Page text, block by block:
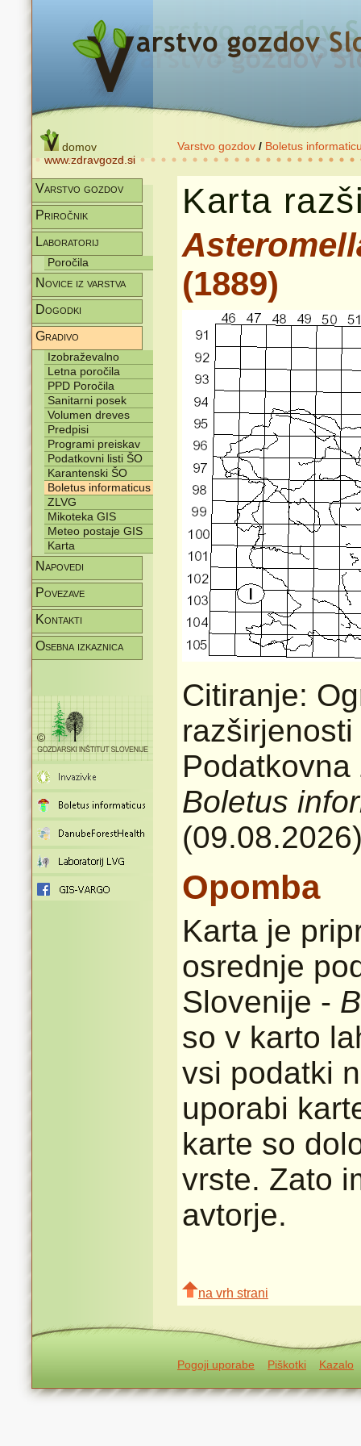
domov
www.zdravgozd.si
Varstvo gozdov / Boletus
Varstvo gozdov
Priročnik
Laboratorij
Poročila
Novice iz varstva
Dogodki
Gradivo
Izobraževalno
Letna poročila
PPD Poročila
Sanitarni posek
Volumen dreves
Predpisi
Programi preiskav
Podatkovni listi ŠO
Karantenski ŠO
Boletus informaticus
ZLVG
Mikoteka GIS
Meteo postaje GIS
Karta
Napovedi
Povezave
Kontakti
Osebna izkaznica
Karta
(1889)
Citiranje:
Boletus
Opomba
Karta je
osrednje
Slovenije -
so v karto
vsi podatki
uporabi
karte so
vrste. Zato
avtorje.
na vrh strani
Pogoji uporabe Piškotki Kazalo